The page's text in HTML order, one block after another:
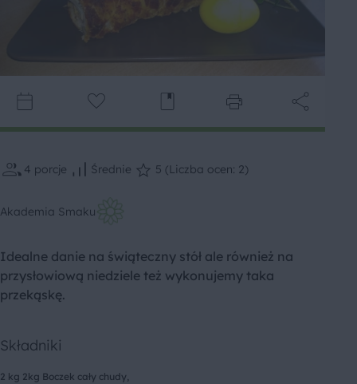
4 porcje Średnie 5 (Liczba ocen: 2)
Akademia Smaku
Idealne danie na świąteczny stół ale również na
przysłowiową niedziele też wykonujemy taka
przekąskę.
Składniki
2 kg 2kg Boczek cały chudy,